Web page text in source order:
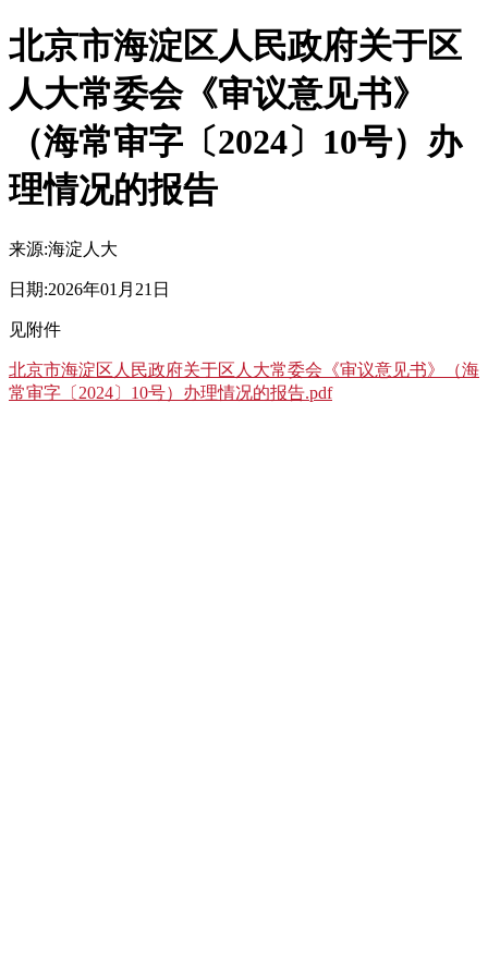
北京市海淀区人民政府关于区
人大常委会《审议意见书》
（海常审字〔2024〕10号）办
理情况的报告
来源:海淀人大
日期:2026年01月21日
见附件
北京市海淀区人民政府关于区人大常委会《审议意见书》（海
常审字〔2024〕10号）办理情况的报告.pdf